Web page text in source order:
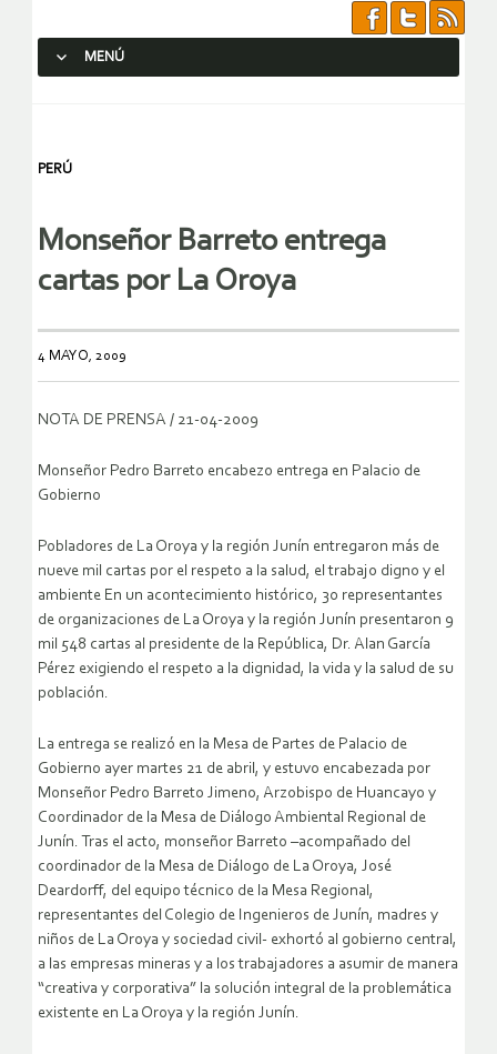
MENÚ
PERÚ
Monseñor Barreto entrega
cartas por La Oroya
4 MAYO, 2009
NOTA DE PRENSA / 21-04-2009
Monseñor Pedro Barreto encabezo entrega en Palacio de
Gobierno
Pobladores de La Oroya y la región Junín entregaron más de
nueve mil cartas por el respeto a la salud, el trabajo digno y el
ambiente En un acontecimiento histórico, 30 representantes
de organizaciones de La Oroya y la región Junín presentaron 9
mil 548 cartas al presidente de la República, Dr. Alan García
Pérez exigiendo el respeto a la dignidad, la vida y la salud de su
población.
La entrega se realizó en la Mesa de Partes de Palacio de
Gobierno ayer martes 21 de abril, y estuvo encabezada por
Monseñor Pedro Barreto Jimeno, Arzobispo de Huancayo y
Coordinador de la Mesa de Diálogo Ambiental Regional de
Junín. Tras el acto, monseñor Barreto –acompañado del
coordinador de la Mesa de Diálogo de La Oroya, José
Deardorff, del equipo técnico de la Mesa Regional,
representantes del Colegio de Ingenieros de Junín, madres y
niños de La Oroya y sociedad civil- exhortó al gobierno central,
a las empresas mineras y a los trabajadores a asumir de manera
“creativa y corporativa” la solución integral de la problemática
existente en La Oroya y la región Junín.